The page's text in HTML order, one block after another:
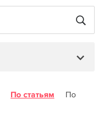
По статьям
По